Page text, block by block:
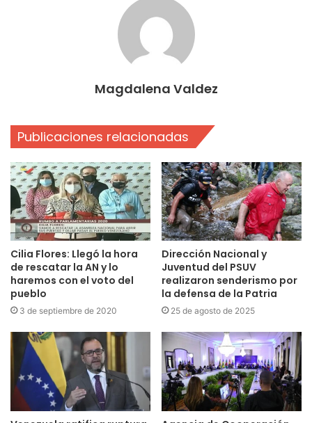
Magdalena Valdez
Publicaciones relacionadas
Cilia Flores: Llegó la hora
de rescatar la AN y lo
haremos con el voto del
pueblo
3 de septiembre de 2020
Dirección Nacional y
Juventud del PSUV
realizaron senderismo por
la defensa de la Patria
25 de agosto de 2025